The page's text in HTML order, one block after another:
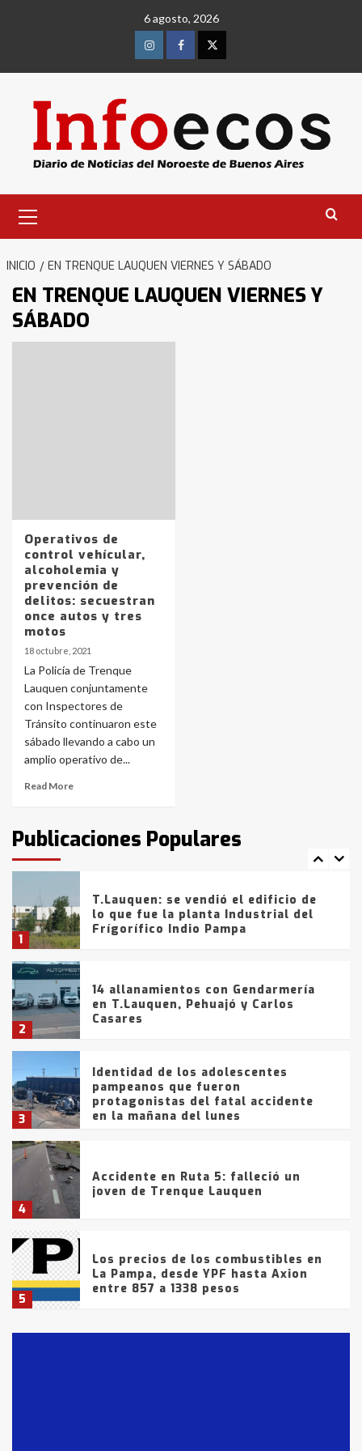
6 agosto, 2026
InstagramFacebookTwitter
primario
INICIO EN TRENQUE LAUQUEN VIERNES Y SÁBADO
EN TRENQUE LAUQUEN VIERNES Y
SÁBADO
Operativos de
control vehícular,
alcoholemia y
prevención de
delitos: secuestran
once autos y tres
motos
18 octubre, 2021
La Policía de Trenque
Lauquen conjuntamente
con Inspectores de
Tránsito continuaron este
sábado llevando a cabo un
amplio operativo de...
Read More
Publicaciones Populares
4
Accidente en Ruta 5: falleció un
joven de Trenque Lauquen
5
6
La Bolsa de Cereales de Bahía
Blanca anticipa que Agosto vendrá
con lluvias y heladas, en gran parte
de la provincia
fueron detenidos por
comercialización de drogas en la
tarde del sábado
1
T.Lauquen: se vendió el edificio de
lo que fue la planta Industrial del
Frígorífico Indio Pampa
2
14 allanamientos con Gendarmería
en T.Lauquen, Pehuajó y Carlos
Casares
3
Identidad de los adolescentes
pampeanos que fueron
protagonistas del fatal accidente
en la mañana del lunes
4
Accidente en Ruta 5: falleció un
joven de Trenque Lauquen
5
Los precios de los combustibles en
La Pampa, desde YPF hasta Axion
entre 857 a 1338 pesos